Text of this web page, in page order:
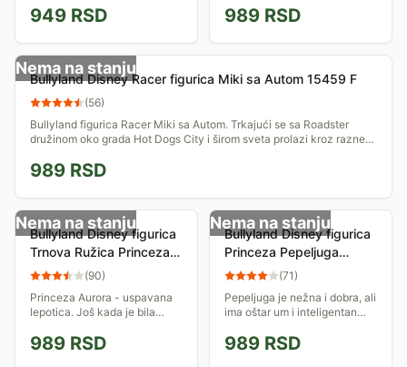
podstiču razvoj motorike,
kod dece....
949 RSD
grada Hot Dogs City i širom
dogodovštine.
989 RSD
Nema na stanju
Bullyland Disney Racer figurica Miki sa Autom 15459 F
(56)
Bullyland figurica Racer Miki sa Autom. Trkajući se sa Roadster
družinom oko grada Hot Dogs City i širom sveta prolazi kroz razne
989 RSD
Nema na stanju
Bullyland Disney figurica
Trnova Ružica Princeza
Aurora 12885 E
(90)
Princeza Aurora - uspavana
lepotica. Još kada je bila
da će kada napuni 15 godina,
989 RSD
Nema na stanju
Bullyland Disney figurica
Princeza Pepeljuga
12599 E (71)
Pepeljuga je nežna i dobra, ali
ima oštar um i inteligentan
krije od zle maćehe i
989 RSD